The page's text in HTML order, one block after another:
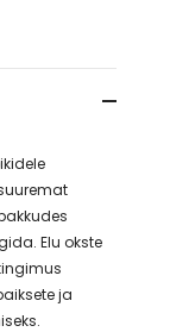
Elu okste
ja